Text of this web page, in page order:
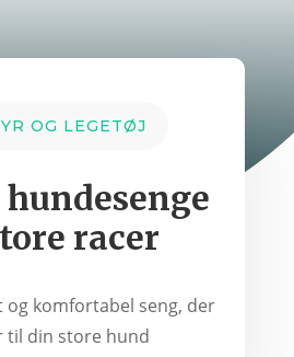
OG LEGETØJ
hundesenge
racer
og komfortabel seng, der
til din store hund